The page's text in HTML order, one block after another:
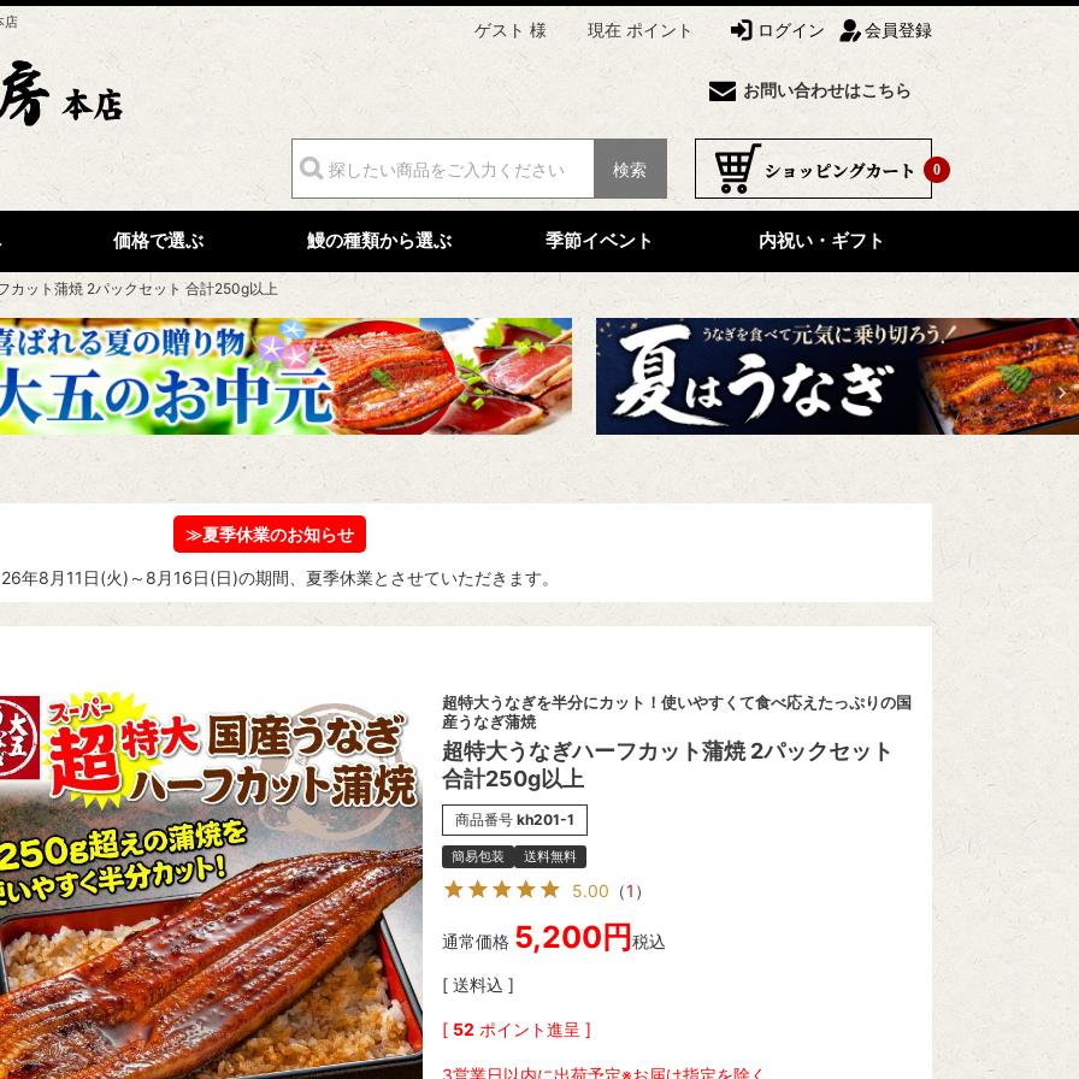
店 ゲスト 様 現在 ポイント ログイン 会員登録
お問い合わせはこちら
0
検索
価格で選ぶ 鰻の種類から選ぶ 季節イベント 内祝い・ギフト
カット蒲焼 2パックセット 合計250g以上
≫夏季休業のお知らせ
年8月11日(火)～8月16日(日)の期間、夏季休業とさせていただきます。
超特大うなぎを半分にカット！使いやすくて食べ応えたっぷりの国
産うなぎ蒲焼
超特大うなぎハーフカット蒲焼 2パックセット
合計250g以上
商品番号 kh201-1
簡易包装 送料無料
5.00 （1 ）
通常価格 5,200 税込
送料込
[ 52 ポイント進呈 ]